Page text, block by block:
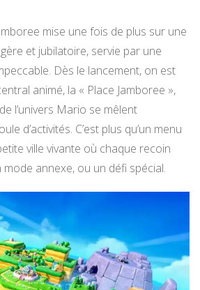
mise une fois de plus sur une
et jubilatoire, servie par une
Dès le lancement, on est
animé, la « Place Jamboree »,
l’univers Mario se mêlent
d’activités. C’est plus qu’un menu
ville vivante où chaque recoin
mode annexe, ou un défi spécial.